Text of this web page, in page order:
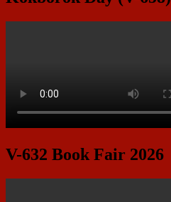
V-632 Book Fair 2026